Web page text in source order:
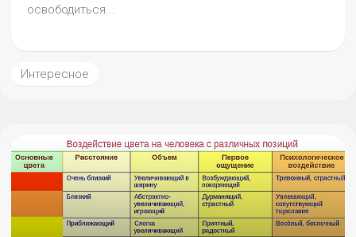
освободиться...
Интересное